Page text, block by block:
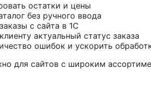
остатки и цены
без ручного ввода
с сайта в 1С
актуальный статус заказа
ошибок и ускорить
для сайтов с широким